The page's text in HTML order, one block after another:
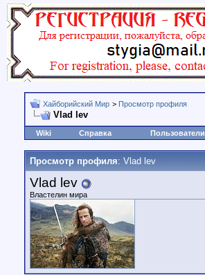
Хайборийский Мир > Просмотр профиля
Vlad lev
Wiki Справка Пользователи
Просмотр профиля: Vlad lev
Vlad lev
Властелин мира